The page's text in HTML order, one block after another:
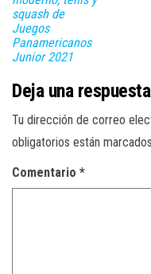
squash de
Juegos
Panamericanos
Junior 2021
Deja una respuesta
Tu dirección de correo
obligatorios están
Comentario *